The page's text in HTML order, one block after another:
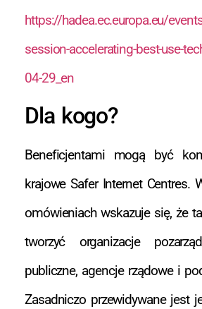
https://hadea.ec.europa.eu/
session-accelerating-best-use-
04-29_en
Dla kogo?
Beneficjentami mogą być
krajowe Safer Internet Centres.
omówieniach wskazuje się, że
tworzyć organizacje
publiczne, agencje rządowe i
Zasadniczo przewidywane jest